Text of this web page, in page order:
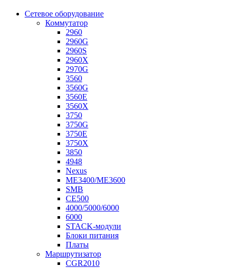
Сетевое оборудование
Коммутатор
2960
2960G
2960S
2960X
2970G
3560
3560G
3560E
3560X
3750
3750G
3750E
3750X
3850
4948
Nexus
ME3400/ME3600
SMB
CE500
4000/5000/6000
6000
STACK-модули
Блоки питания
Платы
Маршрутизатор
CGR2010